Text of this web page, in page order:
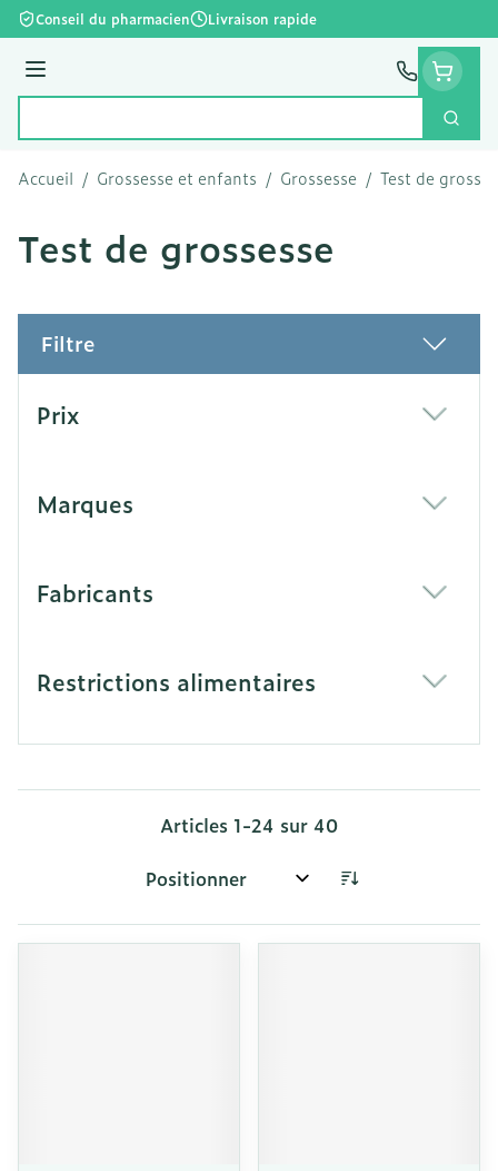
Aller au contenu
Conseil du pharmacien Livraison rapide
Menu
Accueil / Grossesse et enfants / Grossesse / Test de
Test de grossesse
Filtre
Prix
Marques
Fabricants
Restrictions alimentaires
Articles 1-24 sur 40
Trier par: